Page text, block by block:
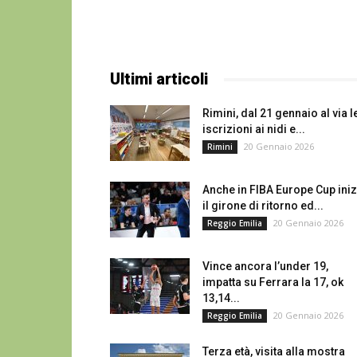
Ultimi articoli
Rimini, dal 21 gennaio al via
iscrizioni ai nidi e...
Rimini 20 Gennaio 2026
Anche in FIBA Europe Cup
il girone di ritorno ed...
Reggio Emilia 20 Gennaio 2026
Vince ancora l’under 19,
impatta su Ferrara la 17, ok
13,14...
Reggio Emilia 20 Gennaio 2026
Terza età, visita alla mostra